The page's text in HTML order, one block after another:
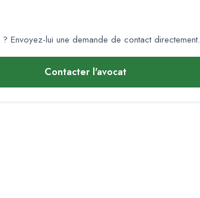
? Envoyez-lui une demande de contact directement.
Contacter l'avocat